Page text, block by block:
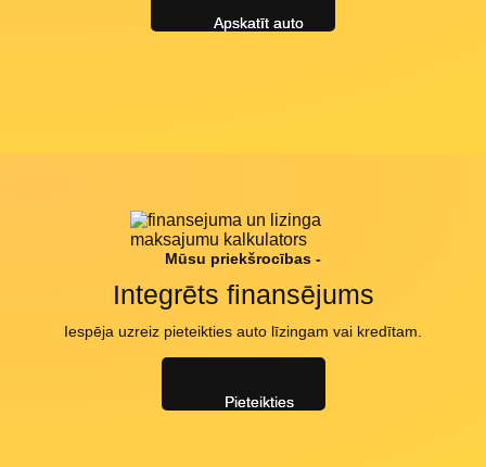
Mūsu priekšrocības -
Integrēts finansējums
Iespēja uzreiz pieteikties auto līzingam vai kredītam.